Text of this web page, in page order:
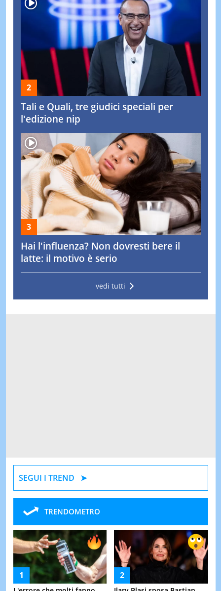
Tali e Quali, tre giudici speciali per
l'edizione nip
Hai l'influenza? Non dovresti bere il
latte: il motivo è serio
vedi tutti
SEGUI I TREND
TRENDOMETRO